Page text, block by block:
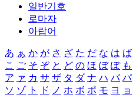
일반기호
로마자
아랍어
あ ぁ か が さ ざ た だ な は ば
こ ご そ ぞ と ど の ほ ぼ ぽ も
ア ァ カ サ ザ タ ダ ナ ハ バ パ
ソ ゾ ト ド ノ ホ ボ ポ モ ヨ ョ